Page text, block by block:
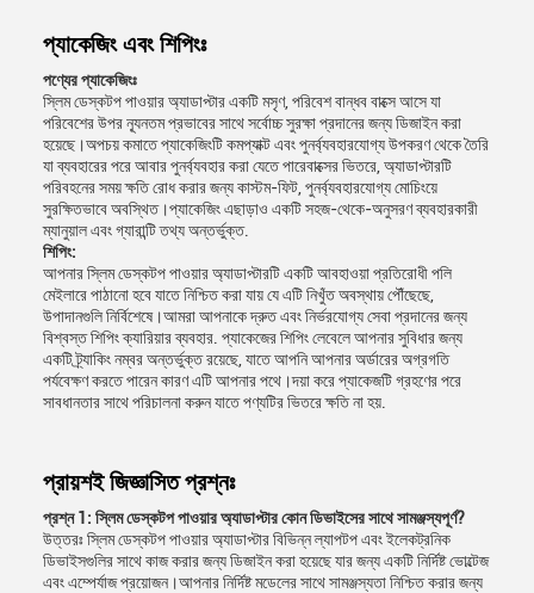
প্যাকেজিং এবং শিপিংঃ
পণ্যের প্যাকেজিংঃ
স্লিম ডেস্কটপ পাওয়ার অ্যাডাপ্টার একটি মসৃণ, পরিবেশ বান্ধব বাক্সে আসে যা
পরিবেশের উপর ন্যূনতম প্রভাবের সাথে সর্বোচ্চ সুরক্ষা প্রদানের জন্য ডিজাইন করা
হয়েছে।অপচয় কমাতে প্যাকেজিংটি কমপ্যাক্ট এবং পুনর্ব্যবহারযোগ্য উপকরণ থেকে তৈরি
যা ব্যবহারের পরে আবার পুনর্ব্যবহার করা যেতে পারেবাক্সের ভিতরে, অ্যাডাপ্টারটি
পরিবহনের সময় ক্ষতি রোধ করার জন্য কাস্টম-ফিট, পুনর্ব্যবহারযোগ্য মোচিংয়ে
সুরক্ষিতভাবে অবস্থিত।প্যাকেজিং এছাড়াও একটি সহজ-থেকে-অনুসরণ ব্যবহারকারী
ম্যানুয়াল এবং গ্যারান্টি তথ্য অন্তর্ভুক্ত.
শিপিং:
আপনার স্লিম ডেস্কটপ পাওয়ার অ্যাডাপ্টারটি একটি আবহাওয়া প্রতিরোধী পলি
মেইলারে পাঠানো হবে যাতে নিশ্চিত করা যায় যে এটি নিখুঁত অবস্থায় পৌঁছেছে,
উপাদানগুলি নির্বিশেষে।আমরা আপনাকে দ্রুত এবং নির্ভরযোগ্য সেবা প্রদানের জন্য
বিশ্বস্ত শিপিং ক্যারিয়ার ব্যবহার. প্যাকেজের শিপিং লেবেলে আপনার সুবিধার জন্য
একটি ট্র্যাকিং নম্বর অন্তর্ভুক্ত রয়েছে, যাতে আপনি আপনার অর্ডারের অগ্রগতি
পর্যবেক্ষণ করতে পারেন কারণ এটি আপনার পথে।দয়া করে প্যাকেজটি গ্রহণের পরে
সাবধানতার সাথে পরিচালনা করুন যাতে পণ্যটির ভিতরে ক্ষতি না হয়.
প্রায়শই জিজ্ঞাসিত প্রশ্নঃ
প্রশ্ন 1: স্লিম ডেস্কটপ পাওয়ার অ্যাডাপ্টার কোন ডিভাইসের সাথে সামঞ্জস্যপূর্ণ?
উত্তরঃ স্লিম ডেস্কটপ পাওয়ার অ্যাডাপ্টার বিভিন্ন ল্যাপটপ এবং ইলেকট্রনিক
ডিভাইসগুলির সাথে কাজ করার জন্য ডিজাইন করা হয়েছে যার জন্য একটি নির্দিষ্ট ভোল্টেজ
এবং এম্পের্যাজ প্রয়োজন।আপনার নির্দিষ্ট মডেলের সাথে সামঞ্জস্যতা নিশ্চিত করার জন্য